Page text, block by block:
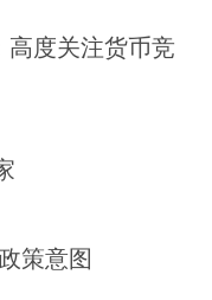
高度关注货币竞
策意图